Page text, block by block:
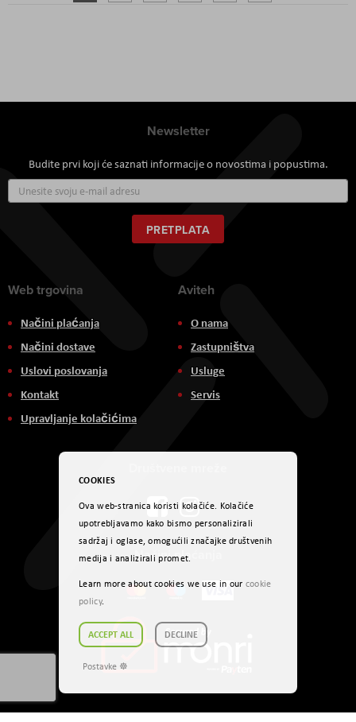
Newsletter
Budite prvi koji će saznati informacije o novostima i popustima.
se
za
naš
newsletter:
PRETPLATA
Web trgovina
Načini plaćanja
Načini dostave
Uslovi poslovanja
Kontakt
Upravljanje kolačićima
Aviteh
O nama
Zastupništva
Usluge
Servis
Načini plaćanja
COOKIES
Ova web-stranica koristi kolačiće. Kolačiće
upotrebljavamo kako bismo personalizirali
sadržaj i oglase, omogućili značajke društvenih
medija i analizirali promet.
Learn more about cookies we use in our cookie
policy.
ACCEPT ALL DECLINE
Postavke ☸